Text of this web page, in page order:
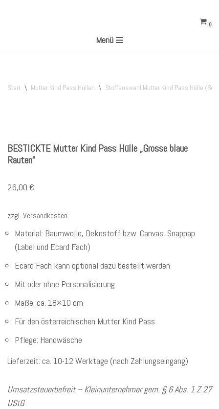
0
Menü
Start \ Mutter Kind Pass Hüllen \ Stoffauswahl Mutter Kind Pass Hülle
BESTICKTE Mutter Kind Pass Hülle „Grosse blaue
Rauten“
26,00 €
zzgl. Versandkosten
Material: Baumwolle, Dekostoff bzw. Canvas, Snappap
(Label und Ecard Fach)
Ecard Fach kann optional dazu bestellt werden
Mit oder ohne Personalisierung
Maße: ca. 18×10 cm
Für den österreichischen Mutter Kind Pass
Pflege: Handwäsche
Lieferzeit: ca. 10-12 Werktage (nach Zahlungseingang)
Umsatzsteuerbefreit – Kleinunternehmer gem. § 6 Abs. 1 Z 27
UStG